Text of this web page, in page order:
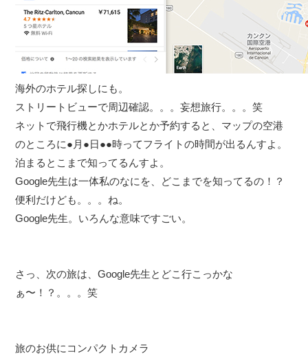
海外のホテル探しにも。
ストリートビューで周辺確認。。。妄想旅行。。。笑
ネットで飛行機とかホテルとか予約すると、マップの空港
のところに●月●日●●時ってフライトの時間が出るんすよ。
泊まるとこまで知ってるんすよ。
Google先生は一体私のなにを、どこまでを知ってるの！？
便利だけども。。。ね。
Google先生。いろんな意味ですごい。
さっ、次の旅は、Google先生とどこ行こっかな
ぁ〜！？。。。笑
旅のお供にコンパクトカメラ